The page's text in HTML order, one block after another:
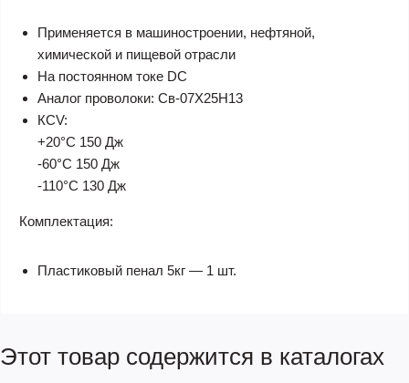
Применяется в машиностроении, нефтяной,
химической и пищевой отрасли
На постоянном токе DC
Аналог проволоки: Св-07Х25Н13
КCV:
+20°С 150 Дж
-60°С 150 Дж
-110°С 130 Дж
Комплектация:
Пластиковый пенал 5кг — 1 шт.
Этот товар содержится в каталогах